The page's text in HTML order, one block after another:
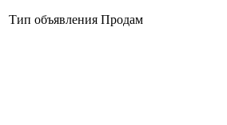
Тип объявления Продам